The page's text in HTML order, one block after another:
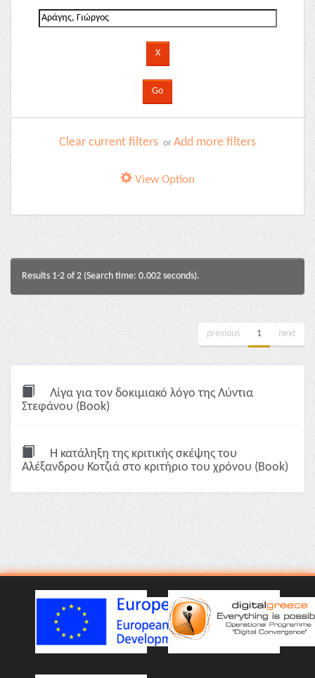
Clear current filters or Add more filters
View Option
Results 1-2 of 2 (Search time: 0.002 seconds).
previous 1 next
Λίγα για τον δοκιμιακό λόγο της Λύντια
Στεφάνου (Book)
Η κατάληξη της κριτικής σκέψης του
Αλέξανδρου Κοτζιά στο κριτήριο του χρόνου (Book)